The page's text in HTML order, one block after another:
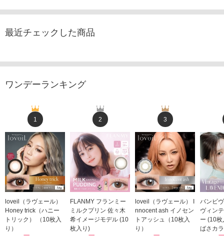
最近チェックした商品
ワンデーランキング
1
loveil（ラヴェール）
Honey trick（ハニー
トリック） （10枚入
り）
1,760円
2
FLANMY フランミー
ミルクプリン 佐々木
希イメージモデル (10
枚入り)
1,815円
3
loveil（ラヴェール） I
nnocent ash イノセン
トアッシュ（10枚入
り）
1,760円
バンビ
ヴィン
ー (10
ばさカ
1,848